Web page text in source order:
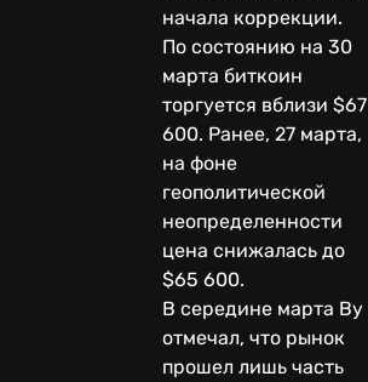
начала коррекции.
По состоянию на 30
марта биткоин
торгуется вблизи $67
600. Ранее, 27 марта,
на фоне
геополитической
неопределенности
цена снижалась до
$65 600.
В середине марта Ву
отмечал, что рынок
прошел лишь часть